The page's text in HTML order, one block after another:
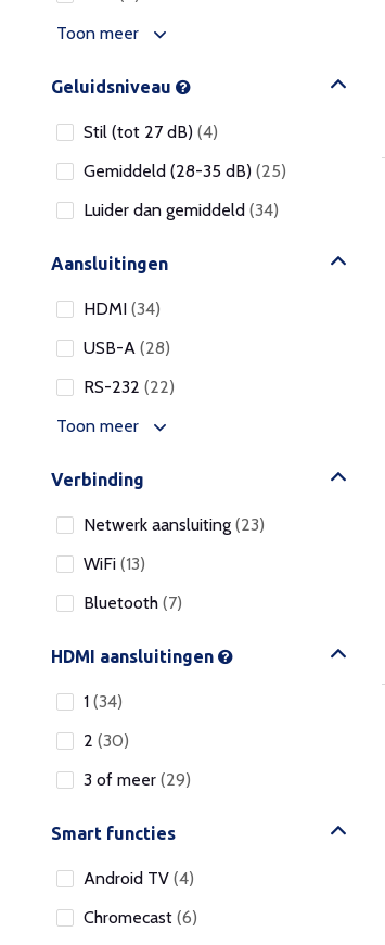
Toon meer
Geluidsniveau
Stil (tot 27 dB) (4)
Gemiddeld (28-35 dB) (25)
Luider dan gemiddeld (34)
Aansluitingen
HDMI (34)
USB-A (28)
RS-232 (22)
Toon meer
Verbinding
Netwerk aansluiting (23)
WiFi (13)
Bluetooth (7)
HDMI aansluitingen
1 (34)
2 (30)
3 of meer (29)
Smart functies
Android TV (4)
Chromecast (6)